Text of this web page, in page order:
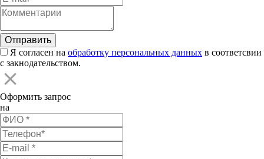
Я согласен на обработку персональных данных в соответсвии
с закнодательством.
Оформить запрос
на